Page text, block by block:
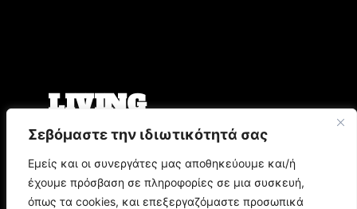
Σεβόμαστε την ιδιωτικότητά σας
Εμείς και οι συνεργάτες μας αποθηκεύουμε και/ή
έχουμε πρόσβαση σε πληροφορίες σε μια συσκευή,
όπως τα cookies, και επεξεργαζόμαστε προσωπικά
LIVING
Ο Άρης Μπινιάρης σκηνοθετεί τη «Δίκη» του
Παπασπηλιόπουλο
Ο Δημήτρης Μυστακίδης επιστρέφει στον
Σταυρό του Νότου Plus